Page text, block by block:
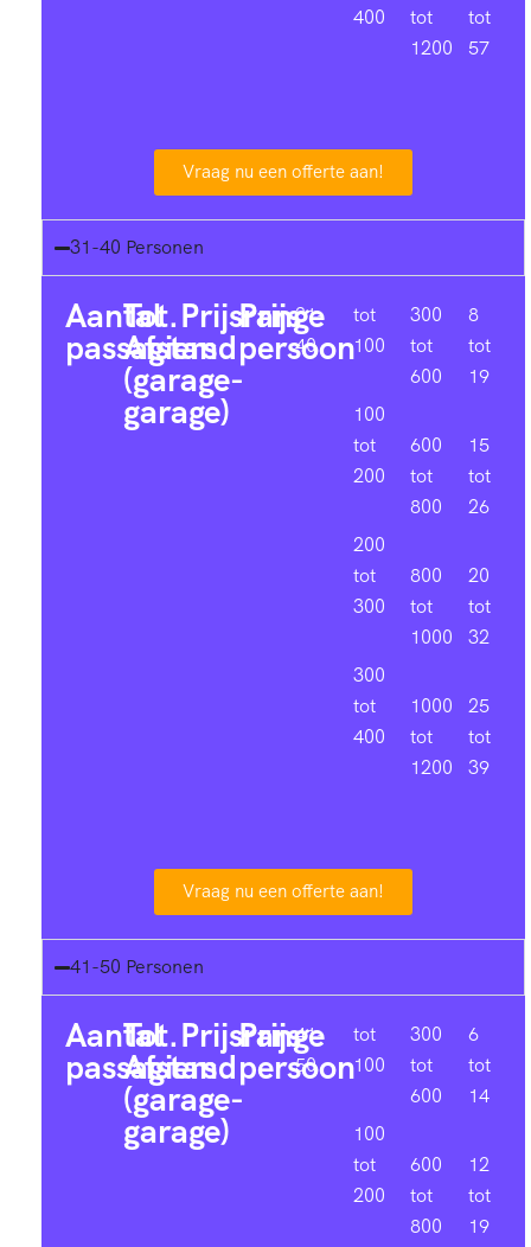
400
tot
1200
tot
57
Vraag nu een offerte aan!
31-40 Personen
Aantal
passagiers
Tot.
Afstand
(garage-
garage)
Prijsrange
Prijs
persoon
31-
40
tot
100
100
tot
200
200
tot
300
300
tot
400
300
tot
600
600
tot
800
800
tot
1000
1000
tot
1200
8
tot
19
15
tot
26
20
tot
32
25
tot
39
Vraag nu een offerte aan!
41-50 Personen
Aantal
passagiers
Tot.
Afstand
(garage-
garage)
Prijsrange
Prijs
persoon
41-
50
tot
100
100
tot
200
300
tot
600
600
tot
800
6
tot
14
12
tot
19